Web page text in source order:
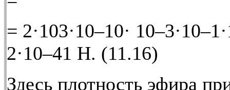
= 2·103·10–10·
2·10–41 H. (11.16)
Здесь плотность эфира